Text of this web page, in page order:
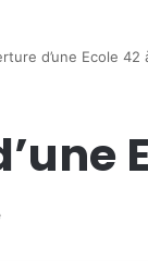
d’une Ecole 42